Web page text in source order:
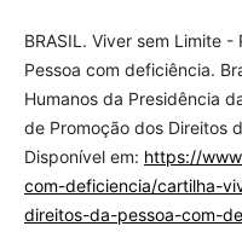
BRASIL. Viver sem Limite
Pessoa com deficiência.
Humanos da Presidência
de Promoção dos Direitos
Disponível em: https://
com-deficiencia/cartilha-
direitos-da-pessoa-com-